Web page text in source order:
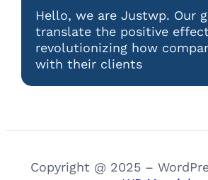
Hello, we are Justwp. Our
translate the positive
revolutionizing how
with their clients
Copyright @ 2025 –